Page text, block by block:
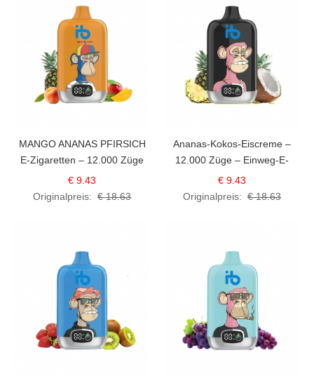
MANGO ANANAS PFIRSICH
E-Zigaretten – 12.000 Züge
€ 9.43
Originalpreis: € 18.63
Ananas-Kokos-Eiscreme –
12.000 Züge – Einweg-E-
Zigaretten
€ 9.43
Originalpreis: € 18.63